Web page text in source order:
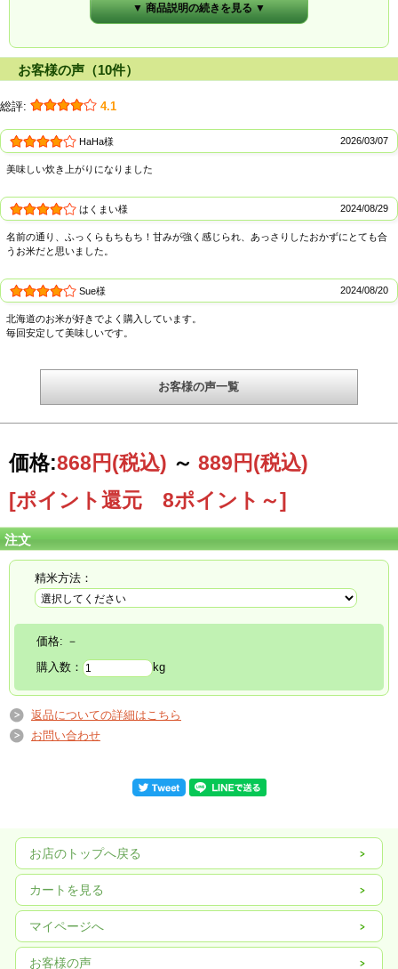
ＪＡピンネでは「選ばれる米づくり」を目指して、土壌分析、食味改善試験圃の
分け集荷・精算、出荷を図っています。 道内4地区（函館育ちふっくりんこ蔵
部、JAきたそらちぬくもり米生産組合、JAピンネふっくりんこ生産組合、JAたき
めの「ふっくりんこ産地サミット」を開催しています。サミットで締結された品
質基準をクリアしたお米には、品質へのこだわりの証として公認マークが付けら
決めました。道南以外にも産地は広がりましたが、「ふっくりんこ産地サミッ
来のクオリティーを守り続けています。
▼ 商品説明の続きを見る ▼
お客様の声（10件）
総評: 4.1
HaHa様 2026/03/07
美味しい炊き上がりになりました
はくまい様 2024/08/29
名前の通り、ふっくらもちもち！甘みが強く感じられ、あっさりしたおかずにとても合
うお米だと思いました。
Sue様 2024/08/20
北海道のお米が好きでよく購入しています。
毎回安定して美味しいです。
お客様の声一覧
価格:868円(税込) ～ 889円(税込)
[ポイント還元 8ポイント～]
注文
精米方法：
価格: －
購入数：
kg
返品についての詳細はこちら
お問い合わせ
お店のトップへ戻る
カートを見る
マイページへ
お客様の声